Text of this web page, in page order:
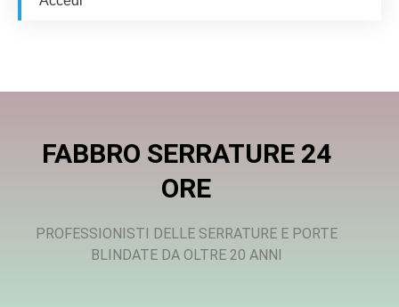
FABBRO SERRATURE 24
ORE
PROFESSIONISTI DELLE SERRATURE E PORTE
BLINDATE DA OLTRE 20 ANNI